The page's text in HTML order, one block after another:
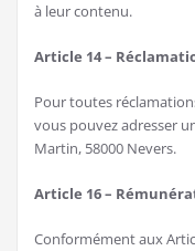
à leur contenu.
Article 14 –
Pour toutes
vous pouvez adresser
Martin, 58000 Nevers.
Article 16 –
Conformément aux